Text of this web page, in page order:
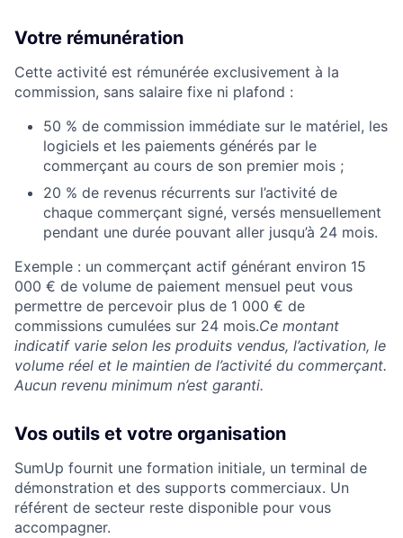
Votre rémunération
Cette activité est rémunérée exclusivement à la
commission, sans salaire fixe ni plafond :
50 % de commission immédiate sur le matériel, les
logiciels et les paiements générés par le
commerçant au cours de son premier mois ;
20 % de revenus récurrents sur l’activité de
chaque commerçant signé, versés mensuellement
pendant une durée pouvant aller jusqu’à 24 mois.
Exemple : un commerçant actif générant environ 15
000 € de volume de paiement mensuel peut vous
permettre de percevoir plus de 1 000 € de
commissions cumulées sur 24 mois.Ce montant
indicatif varie selon les produits vendus, l’activation, le
volume réel et le maintien de l’activité du commerçant.
Aucun revenu minimum n’est garanti.
Vos outils et votre organisation
SumUp fournit une formation initiale, un terminal de
démonstration et des supports commerciaux. Un
référent de secteur reste disponible pour vous
accompagner.